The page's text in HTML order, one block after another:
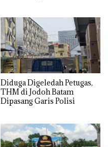
Diduga Digeledah Petugas,
THM di Jodoh Batam
Dipasang Garis Polisi